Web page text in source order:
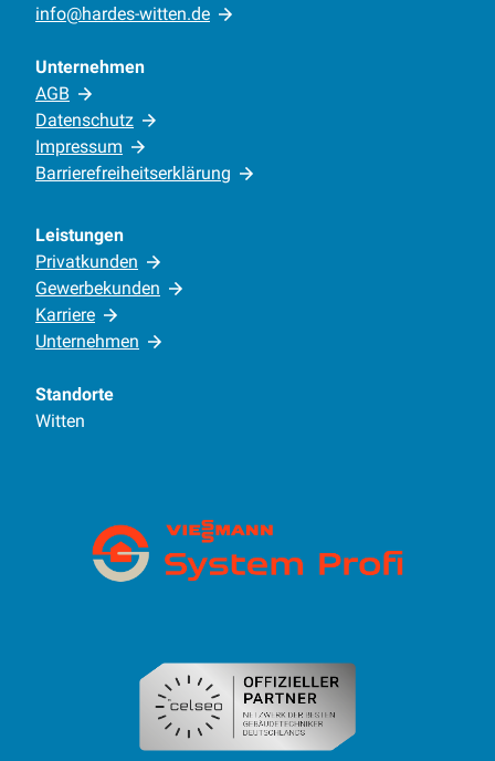
info@hardes-witten.de
Unternehmen
AGB
Datenschutz
Impressum
Barrierefreiheitserklärung
Leistungen
Privatkunden
Gewerbekunden
Karriere
Unternehmen
Standorte
Witten